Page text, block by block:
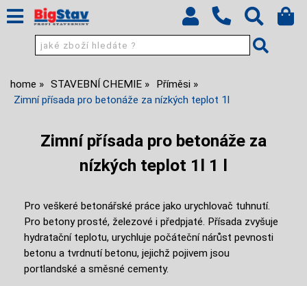
home STAVEBNÍ CHEMIE
Příměsi
Zimní přísada pro betonáže za nízkých teplot 1l
Zimní přísada pro betonáže za
nízkých teplot 1l 1 l
Pro veškeré betonářské práce jako urychlovač tuhnutí.
Pro betony prosté, železové i předpjaté. Přísada zvyšuje
hydratační teplotu, urychluje počáteční nárůst pevnosti
betonu a tvrdnutí betonu, jejichž pojivem jsou
portlandské a směsné cementy.